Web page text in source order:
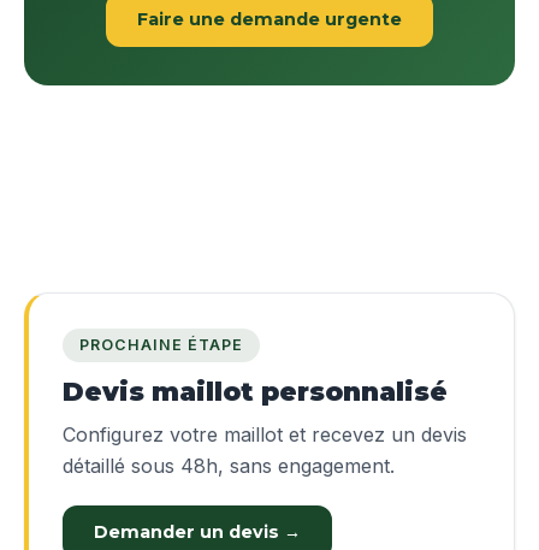
Faire une demande urgente
PROCHAINE ÉTAPE
Devis maillot personnalisé
Configurez votre maillot et recevez un devis
détaillé sous 48h, sans engagement.
Demander un devis →